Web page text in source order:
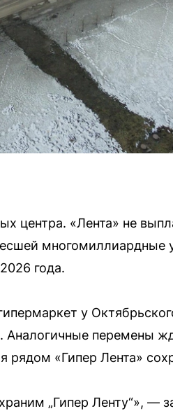
центра. «Лента» не
многомиллиардные
года.
у
перемены
«Гипер Лента»
„Гипер Ленту“», —